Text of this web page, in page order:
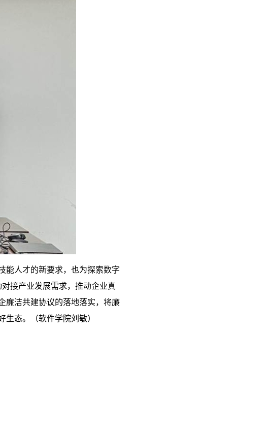
能人才的新要求，也为探索数字
接产业发展需求，推动企业真
廉洁共建协议的落地落实，将廉
态。（软件学院刘敏）